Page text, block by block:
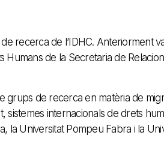
recerca de l’IDHC. Anteriorment
de la Secretaria de
grups de recerca en matèria de
sistemes internacionals de drets
la Universitat Pompeu Fabra i la